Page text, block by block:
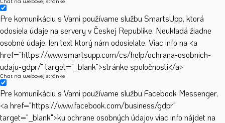
Pre komunikáciu s Vami používame službu SmartsUpp, ktorá
odosiela údaje na servery v Českej Republike. Neukladá žiadne
osobné údaje, len text ktorý nám odosielate. Viac info na <a
href="https://www.smartsupp.com/cs/help/ochrana-osobnich-
udaju-gdpr/" target="_blank">stránke spoločnosti</a>
Chat na webovej stránke
Pre komunikáciu s Vami používame službu Facebook Messenger,
<a href="https://www.facebook.com/business/gdpr"
target="_blank">ku ochrane osobných údajov viac info nájdet na